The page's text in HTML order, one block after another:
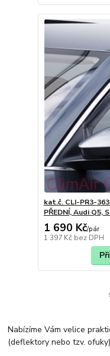
kat.č. CLI-PR3-
PŘEDNÍ, Audi Q5,
1 690 Kč/pár
1 397 Kč bez DPH
Nabízíme Vám velice
(deflektory nebo tzv.